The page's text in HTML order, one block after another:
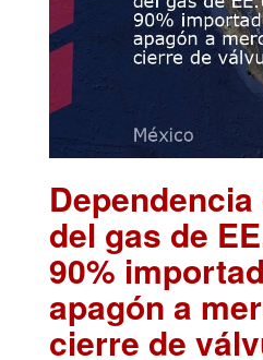
del gas de
90%
apagón a
cierre de